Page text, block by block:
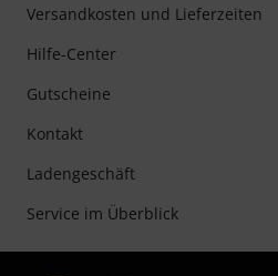
Versandkosten und Lieferzeiten
Hilfe-Center
Gutscheine
Kontakt
Ladengeschäft
Service im Überblick